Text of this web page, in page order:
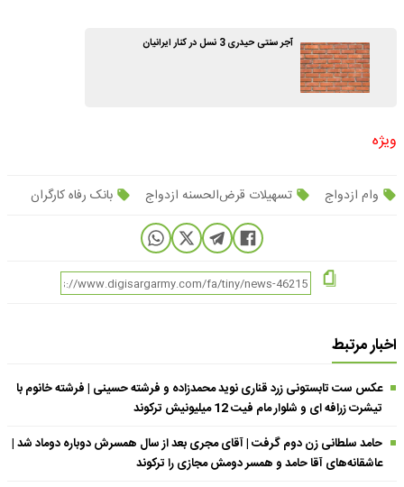
آجر سنتی حیدری 3 نسل در کنار ایرانیان
ویژه
وام ازدواج تسهیلات قرض‌الحسنه ازدواج بانک رفاه کارگران
اخبار مرتبط
عکس ست تابستونی زرد قناری نوید محمدزاده و فرشته حسینی | فرشته خانوم با
تیشرت زرافه ای و شلوار مام فیت 12 میلیونیش ترکوند
حامد سلطانی زن دوم گرفت | آقای مجری بعد از سال همسرش دوباره دوماد شد |
عاشقانه‌های آقا حامد و همسر دومش مجازی را ترکوند